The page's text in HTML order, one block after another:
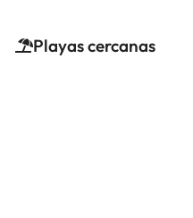
Playas cercanas